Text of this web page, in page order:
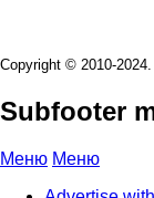
Copyright © 2010-
Subfooter
Меню Меню